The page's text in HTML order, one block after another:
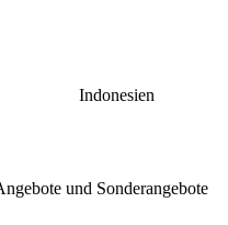
Indonesien
und Sonderangebote